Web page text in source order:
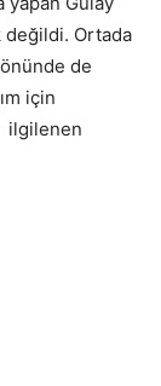
değildi. Ortada
de
için
ilgilenen